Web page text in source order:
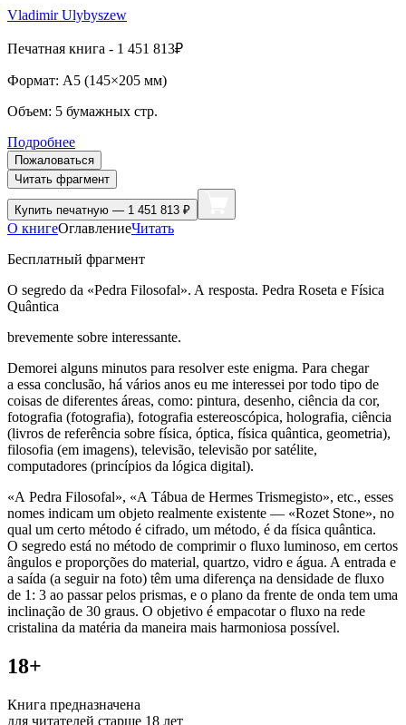
Vladimir Ulybyszew
Печатная книга - 1 451 813₽
Формат: A5 (145×205 мм)
Объем: 5 бумажных стр.
Подробнее
Пожаловаться
Читать фрагмент
Купить печатную — 1 451 813 ₽
О книгеОглавлениеЧитать
Бесплатный фрагмент
O segredo da «Pedra Filosofal». A resposta. Pedra Roseta e Física
Quântica
brevemente sobre interessante.
Demorei alguns minutos para resolver este enigma. Para chegar
a essa conclusão, há vários anos eu me interessei por todo tipo de
coisas de diferentes áreas, como: pintura, desenho, ciência da cor,
fotografia (fotografia), fotografia estereoscópica, holografia, ciência
(livros de referência sobre física, óptica, física quântica, geometria),
filosofia (em imagens), televisão, televisão por satélite,
computadores (princípios da lógica digital).
«A Pedra Filosofal», «A Tábua de Hermes Trismegisto», etc., esses
nomes indicam um objeto realmente existente — «Rozet Stone», no
qual um certo método é cifrado, um método, é da física quântica.
O segredo está no método de comprimir o fluxo luminoso, em certos
ângulos e proporções do material, quartzo, vidro e água. A entrada e
a saída (a seguir na foto) têm uma diferença na densidade de fluxo
de 1: 3 ao passar pelos prismas, e o plano da frente de onda tem uma
inclinação de 30 graus. O objetivo é empacotar o fluxo na rede
cristalina da matéria da maneira mais harmoniosa possível.
18+
Книга предназначена
для читателей старше 18 лет